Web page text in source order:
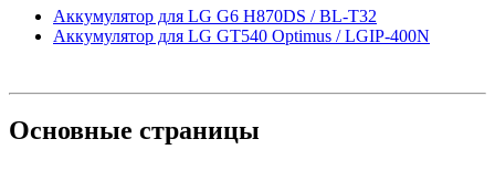
Аккумулятор для LG G6 H870DS / BL-T32
Аккумулятор для LG GT540 Optimus / LGIP-400N
Основные страницы